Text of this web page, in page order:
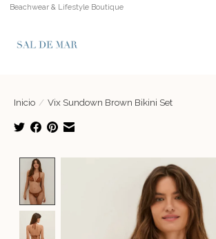
Beachwear & Lifestyle Boutique
Inicio / Vix Sundown Brown Bikini Set
Product image slideshow Items